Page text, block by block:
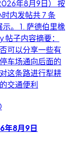
年8月9日） 按
内发帖共 7 条
。 1. 萨德伯里橡
子内容摘要：
可以分享一些有
车场通向后面的
这条路进行犁耕
交通便利
年8月9日